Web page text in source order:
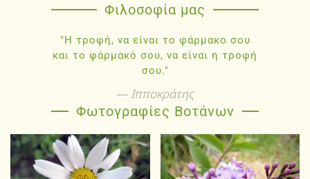
Φιλοσοφία μας
"Η τροφή, να είναι το φάρμακο σου
και το φάρμακό σου, να είναι η τροφή
σου."
Ιπποκράτης
Φωτογραφίες Βοτάνων